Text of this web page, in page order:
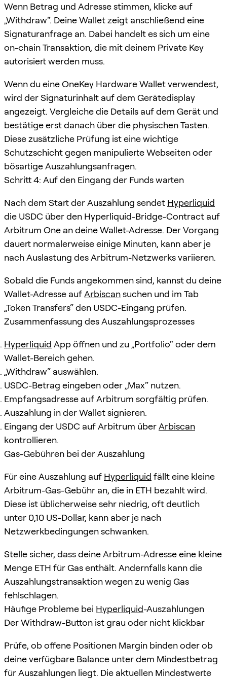
Wenn Betrag und Adresse stimmen, klicke auf
„Withdraw“. Deine Wallet zeigt anschließend eine
Signaturanfrage an. Dabei handelt es sich um eine
on-chain Transaktion, die mit deinem Private Key
autorisiert werden muss.
Wenn du eine OneKey Hardware Wallet verwendest,
wird der Signaturinhalt auf dem Gerätedisplay
angezeigt. Vergleiche die Details auf dem Gerät und
bestätige erst danach über die physischen Tasten.
Diese zusätzliche Prüfung ist eine wichtige
Schutzschicht gegen manipulierte Webseiten oder
bösartige Auszahlungsanfragen.
Schritt 4: Auf den Eingang der Funds warten
Nach dem Start der Auszahlung sendet Hyperliquid
die USDC über den Hyperliquid-Bridge-Contract auf
Arbitrum One an deine Wallet-Adresse. Der Vorgang
dauert normalerweise einige Minuten, kann aber je
nach Auslastung des Arbitrum-Netzwerks variieren.
Sobald die Funds angekommen sind, kannst du deine
Wallet-Adresse aufArbiscansuchen und im Tab
„Token Transfers“ den USDC-Eingang prüfen.
Zusammenfassung des Auszahlungsprozesses
Hyperliquid App öffnen und zu „Portfolio“ oder dem
Wallet-Bereich gehen.
„Withdraw“ auswählen.
USDC-Betrag eingeben oder „Max“ nutzen.
Empfangsadresse auf Arbitrum sorgfältig prüfen.
Auszahlung in der Wallet signieren.
Eingang der USDC auf Arbitrum überArbiscan
kontrollieren.
Gas-Gebühren bei der Auszahlung
Für eine Auszahlung auf Hyperliquid fällt eine kleine
Arbitrum-Gas-Gebühr an, die in ETH bezahlt wird.
Diese ist üblicherweise sehr niedrig, oft deutlich
unter 0,10 US-Dollar, kann aber je nach
Netzwerkbedingungen schwanken.
Stelle sicher, dass deine Arbitrum-Adresse eine kleine
Menge ETH für Gas enthält. Andernfalls kann die
Auszahlungstransaktion wegen zu wenig Gas
fehlschlagen.
Häufige Probleme bei Hyperliquid-Auszahlungen
Der Withdraw-Button ist grau oder nicht klickbar
Prüfe, ob offene Positionen Margin binden oder ob
deine verfügbare Balance unter dem Mindestbetrag
für Auszahlungen liegt. Die aktuellen Mindestwerte